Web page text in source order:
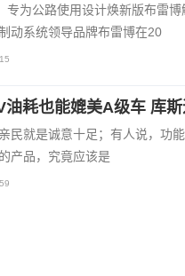
专为公路使用设计焕新版布雷
动系统领导品牌布雷博在20
油耗也能媲美A级车 库
民就是诚意十足；有人说，功
产品，究竟应该是